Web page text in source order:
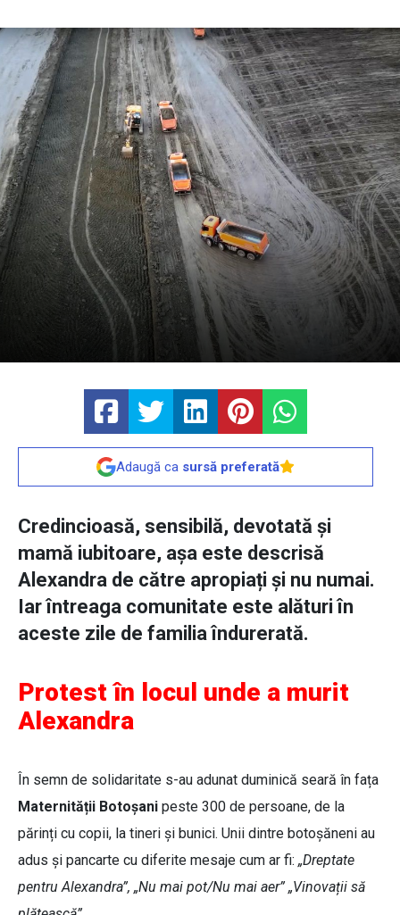
Adaugă ca sursă preferată
Credincioasă, sensibilă, devotată și
mamă iubitoare, așa este descrisă
Alexandra de către apropiați și nu numai.
Iar întreaga comunitate este alături în
aceste zile de familia îndurerată.
Protest în locul unde a murit
Alexandra
În semn de solidaritate s-au adunat duminică seară în fața
Maternității Botoșani peste 300 de persoane, de la
părinți cu copii, la tineri și bunici. Unii dintre botoșăneni au
adus și pancarte cu diferite mesaje cum ar fi: „Dreptate
pentru Alexandra”, „Nu mai pot/Nu mai aer” „Vinovații să